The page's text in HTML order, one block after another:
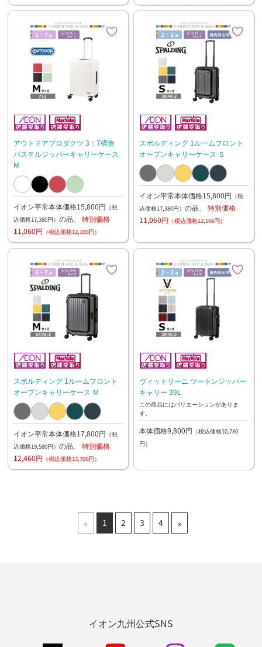
アウトドアプロダクツ 3：7構造
パステルジッパーキャリーケース
M
イオン平常本体価格15,800円 （税
込価格17,380円） の品、 特別価格
11,060円 （税込価格12,166円）
スポルディング 1ルームフロント
オープンキャリーケース Ｓ
イオン平常本体価格15,800円 （税
込価格17,380円） の品、 特別価格
11,060円 （税込価格12,166円）
スポルディング 1ルームフロント
オープンキャリーケース Ｍ
イオン平常本体価格17,800円 （税
込価格19,580円） の品、 特別価格
12,460円 （税込価格13,706円）
ヴィットリーニ ツートンジッパー
キャリー 39L
この商品にはバリエーションがありま
す。
本体価格9,800円 （税込価格10,780
円）
« 1 2 3 4 »
イオン九州公式SNS